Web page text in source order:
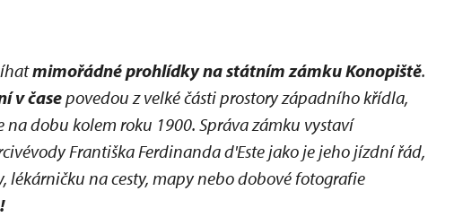
mimořádné prohlídky na státním zámku Konopiště.
v časepovedou z velké části prostory západního křídla,
na dobu kolem roku 1900. Správa zámku vystaví
Františka Ferdinanda d'Este jako je jeho jízdní řád,
lékárničku na cesty, mapy nebo dobové fotografie